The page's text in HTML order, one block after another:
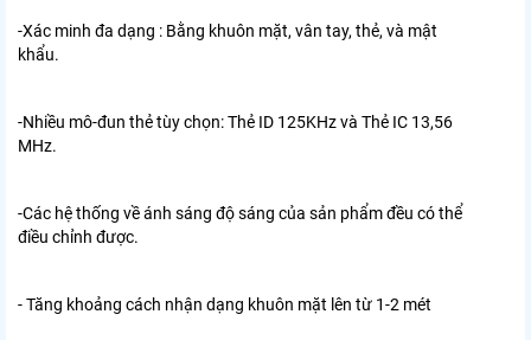
-Xác minh đa dạng : Bằng khuôn mặt, vân tay, thẻ, và mật
khẩu.
-Nhiều mô-đun thẻ tùy chọn: Thẻ ID 125KHz và Thẻ IC 13,56
MHz.
-Các hệ thống về ánh sáng độ sáng của sản phẩm đều có thể
điều chỉnh được.
- Tăng khoảng cách nhận dạng khuôn mặt lên từ 1-2 mét